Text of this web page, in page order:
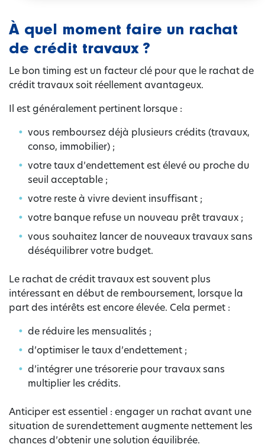
À quel moment faire un rachat
de crédit travaux ?
Le bon timing est un facteur clé pour que le rachat de
crédit travaux soit réellement avantageux.
Il est généralement pertinent lorsque :
vous remboursez déjà plusieurs crédits (travaux,
conso, immobilier) ;
votre taux d’endettement est élevé ou proche du
seuil acceptable ;
votre reste à vivre devient insuffisant ;
votre banque refuse un nouveau prêt travaux ;
vous souhaitez lancer de nouveaux travaux sans
déséquilibrer votre budget.
Le rachat de crédit travaux est souvent plus
intéressant en début de remboursement, lorsque la
part des intérêts est encore élevée. Cela permet :
de réduire les mensualités ;
d’optimiser le taux d’endettement ;
d’intégrer une trésorerie pour travaux sans
multiplier les crédits.
Anticiper est essentiel : engager un rachat avant une
situation de surendettement augmente nettement les
chances d’obtenir une solution équilibrée.